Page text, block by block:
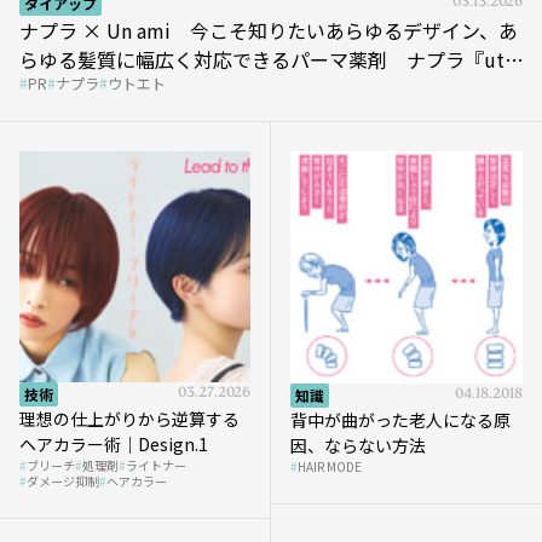
ナプラ × Un ami 今こそ知りたいあらゆるデザイン、あ
らゆる髪質に幅広く対応できるパーマ薬剤 ナプラ『ut-
et』
PR ナプラ ウトエト
技術 03.27.2026
理想の仕上がりから逆算する
ヘアカラー術｜Design.1
ブリーチ 処理剤 ライトナー
ダメージ抑制 ヘアカラー
知識 04.18.2018
背中が曲がった老人になる原
因、ならない方法
HAIR MODE